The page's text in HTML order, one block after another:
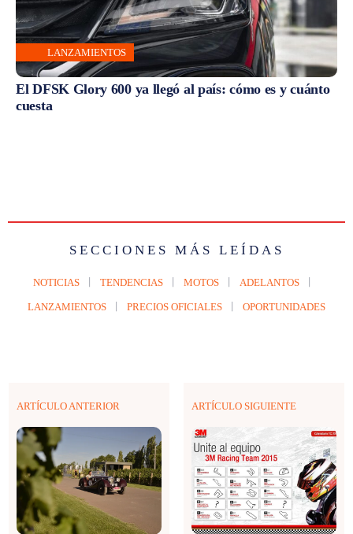
LANZAMIENTOS
El DFSK Glory 600 ya llegó al país: cómo es y cuánto
cuesta
SECCIONES MÁS LEÍDAS
NOTICIAS TENDENCIAS MOTOS ADELANTOS
LANZAMIENTOS PRECIOS OFICIALES OPORTUNIDADES
ARTÍCULO ANTERIOR ARTÍCULO SIGUIENTE